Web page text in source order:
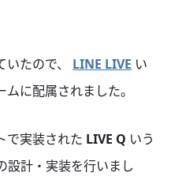
たので、 LINE LIVE い
に配属されました。
で実装された LIVE Q いう
設計・実装を行いまし